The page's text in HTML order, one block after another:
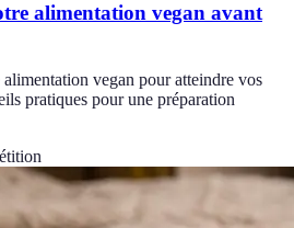
alimentation vegan avant
vegan pour atteindre vos
pratiques pour une préparation